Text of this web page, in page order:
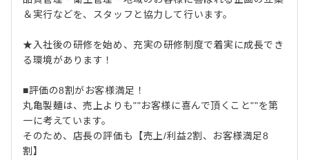
＆実行などを、スタッフと協力して行います。
★入社後の研修を始め、充実の研修制度で着実に成長でき
る環境があります！
■評価の8割がお客様満足！
丸亀製麺は、売上よりも""お客様に喜んで頂くこと""を第
一に考えています。
そのため、店長の評価も【売上/利益2割、お客様満足8
割】